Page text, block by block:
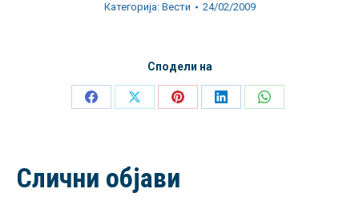
Категорија: Вести 24/02/2009
Сподели на
Share
Share
Share
Share
Share
Слични објави